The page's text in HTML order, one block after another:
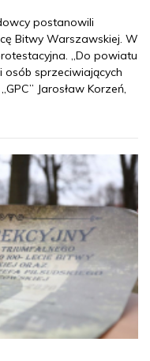
postanowili
Bitwy Warszawskiej. W
„Do powiatu
sprzeciwiających
Jarosław Korzeń,